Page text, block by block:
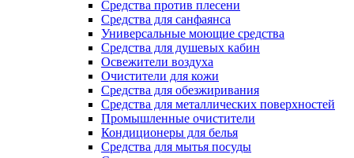
Средства против плесени
Средства для санфаянса
Универсальные моющие средства
Средства для душевых кабин
Освежители воздуха
Очистители для кожи
Средства для обезжиривания
Средства для металлических поверхностей
Промышленные очистители
Кондиционеры для белья
Средства для мытья посуды